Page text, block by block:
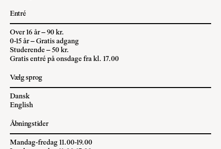
Entré
Over 16 år – 90 kr.
0-15 år – Gratis adgang
Studerende – 50 kr.
Gratis entré på onsdage fra kl. 17.00
Vælg sprog
Dansk
English
Åbningstider
Mandag-fredag 11.00-19.00